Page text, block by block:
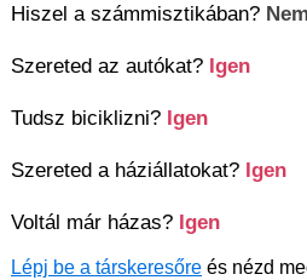
Hiszel a számmisztikában? Nem
Szereted az autókat? Igen
Tudsz biciklizni? Igen
Szereted a háziállatokat? Igen
Voltál már házas? Igen
Lépj be a társkeresőre és nézd